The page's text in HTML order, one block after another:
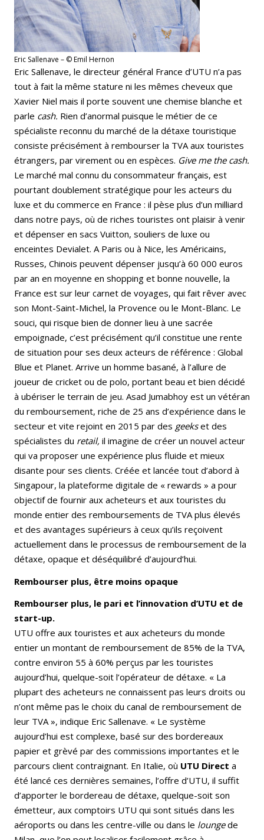
Eric Sallenave – © Emil Hernon
Eric Sallenave, le directeur général France d’UTU n’a pas
tout à fait la même stature ni les mêmes cheveux que
Xavier Niel mais il porte souvent une chemise blanche et
parle cash. Rien d’anormal puisque le métier de ce
spécialiste reconnu du marché de la détaxe touristique
consiste précisément à rembourser la TVA aux touristes
étrangers, par virement ou en espèces. Give me the cash.
Le marché mal connu du consommateur français, est
pourtant doublement stratégique pour les acteurs du
luxe et du commerce en France : il pèse plus d’un milliard
dans notre pays, où de riches touristes ont plaisir à venir
et dépenser en sacs Vuitton, souliers de luxe ou
enceintes Devialet. A Paris ou à Nice, les Américains,
Russes, Chinois peuvent dépenser jusqu’à 60 000 euros
par an en moyenne en shopping et bonne nouvelle, la
France est sur leur carnet de voyages, qui fait rêver avec
son Mont-Saint-Michel, la Provence ou le Mont-Blanc. Le
souci, qui risque bien de donner lieu à une sacrée
empoignade, c’est précisément qu’il constitue une rente
de situation pour ses deux acteurs de référence : Global
Blue et Planet. Arrive un homme basané, à l’allure de
joueur de cricket ou de polo, portant beau et bien décidé
à ubériser le terrain de jeu. Asad Jumabhoy est un vétéran
du remboursement, riche de 25 ans d’expérience dans le
secteur et vite rejoint en 2015 par des geekset des
spécialistes du retail, il imagine de créer un nouvel acteur
qui va proposer une expérience plus fluide et mieux
disante pour ses clients. Créée et lancée tout d’abord à
Singapour, la plateforme digitale de « rewards » a pour
objectif de fournir aux acheteurs et aux touristes du
monde entier des remboursements de TVA plus élevés
et des avantages supérieurs à ceux qu’ils reçoivent
actuellement dans le processus de remboursement de la
détaxe, opaque et déséquilibré d’aujourd’hui.
Rembourser plus, être moins opaque
Rembourser plus, le pari et l’innovation d’UTU et de
start-up.
UTU offre aux touristes et aux acheteurs du monde
entier un montant de remboursement de 85% de la TVA,
contre environ 55 à 60% perçus par les touristes
aujourd’hui, quelque-soit l’opérateur de détaxe. « La
plupart des acheteurs ne connaissent pas leurs droits ou
n’ont même pas le choix du canal de remboursement de
leur TVA », indique Eric Sallenave. « Le système
aujourd’hui est complexe, basé sur des bordereaux
papier et grèvé par des commissions importantes et le
parcours client contraignant. En Italie, où UTU Direct a
été lancé ces dernières semaines, l’offre d’UTU, il suffit
d’apporter le bordereau de détaxe, quelque-soit son
émetteur, aux comptoirs UTU qui sont situés dans les
aéroports ou dans les centre-ville ou dans le loungede